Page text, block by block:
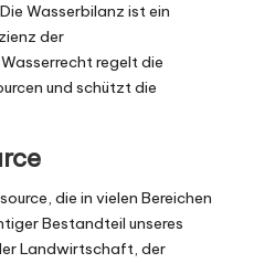
Wasserbilanz ist ein
der
regelt die
und schützt die
die in vielen Bereichen
Bestandteil unseres
Landwirtschaft, der